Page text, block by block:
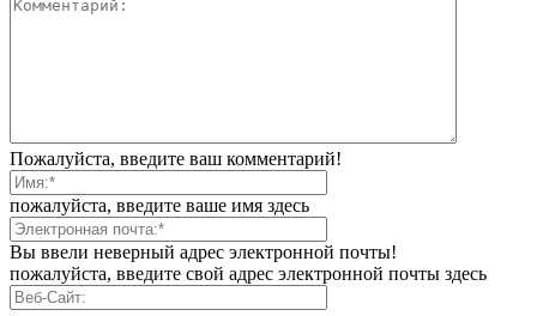
Пожалуйста, введите ваш комментарий!
пожалуйста, введите ваше имя здесь
Вы ввели неверный адрес электронной почты!
пожалуйста, введите свой адрес электронной почты здесь